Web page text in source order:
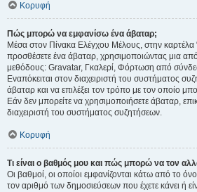
Κορυφή
Πώς μπορώ να εμφανίσω ένα άβαταρ;
Μέσα στον Πίνακα Ελέγχου Μέλους, στην καρτέλα
προσθέσετε ένα άβαταρ, χρησιμοποιώντας μια από
μεθόδους: Gravatar, Γκαλερί, Φόρτωση από
Εναπόκειται στον διαχειριστή του συστήματος
άβαταρ και να επιλέξει τον τρόπο με τον οποίο
Εάν δεν μπορείτε να χρησιμοποιήσετε άβαταρ,
διαχειριστή του συστήματος συζητήσεων.
Κορυφή
Τι είναι ο βαθμός μου και πώς μπορώ να τον
Οι βαθμοί, οι οποίοι εμφανίζονται κάτω από το
τον αριθμό των δημοσιεύσεων που έχετε κάνει ή